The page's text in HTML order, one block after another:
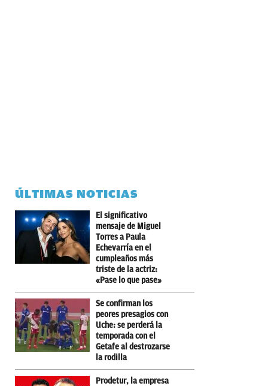
ÚLTIMAS NOTICIAS
El significativo
mensaje de Miguel
Torres a Paula
Echevarría en el
cumpleaños más
triste de la actriz:
«Pase lo que pase»
Se confirman los
peores presagios con
Uche: se perderá la
temporada con el
Getafe al destrozarse
la rodilla
Prodetur, la empresa